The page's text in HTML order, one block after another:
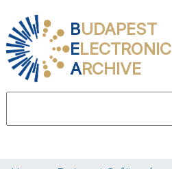
BUDAPEST
ELECTRONIC
ARCHIVE